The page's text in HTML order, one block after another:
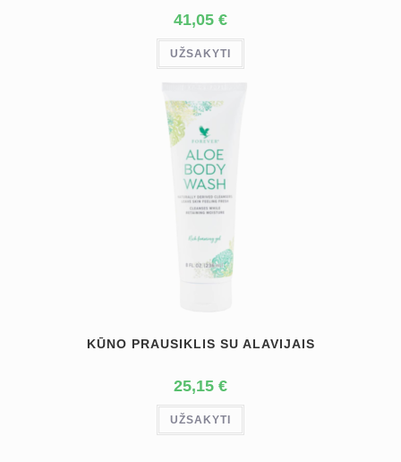
41,05 €
UŽSAKYTI
KŪNO PRAUSIKLIS SU ALAVIJAIS
25,15 €
UŽSAKYTI